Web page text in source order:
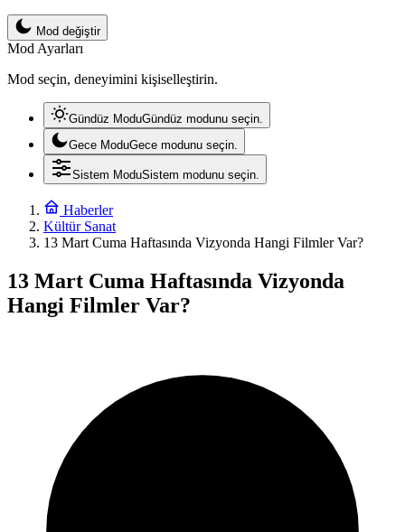
Mod değiştir
Mod Ayarları
Mod seçin, deneyimini kişiselleştirin.
Gündüz ModuGündüz modunu seçin.
Gece ModuGece modunu seçin.
Sistem ModuSistem modunu seçin.
Haberler
Kültür Sanat
13 Mart Cuma Haftasında Vizyonda Hangi Filmler Var?
13 Mart Cuma Haftasında Vizyonda
Hangi Filmler Var?